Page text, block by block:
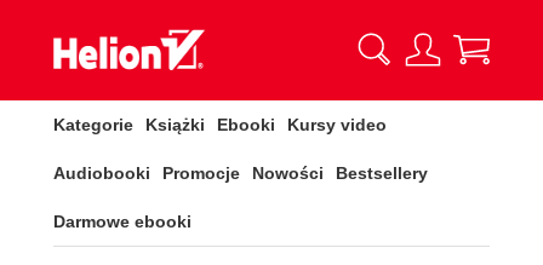
Kategorie Książki Ebooki Kursy video
Audiobooki Promocje Nowości Bestsellery
Darmowe ebooki